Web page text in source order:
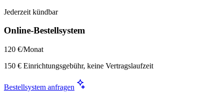
Jederzeit kündbar
Online-Bestellsystem
120 €/Monat
150 € Einrichtungsgebühr, keine Vertragslaufzeit
Bestellsystem anfragen